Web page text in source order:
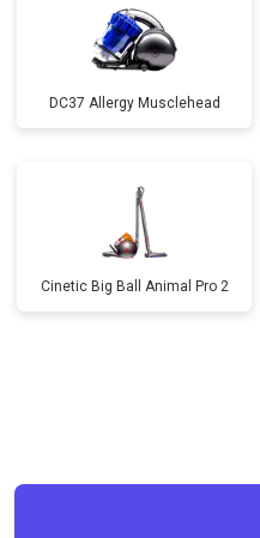
DC37 Allergy Musclehead
Cinetic Big Ball Animal Pro 2